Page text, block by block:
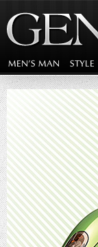
MEN'S MAN STYLE